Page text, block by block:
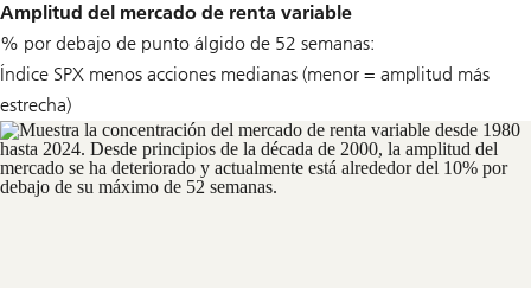
Amplitud del mercado de renta variable
% por debajo de punto álgido de 52 semanas:
Índice SPX menos acciones medianas (menor = amplitud más
estrecha)